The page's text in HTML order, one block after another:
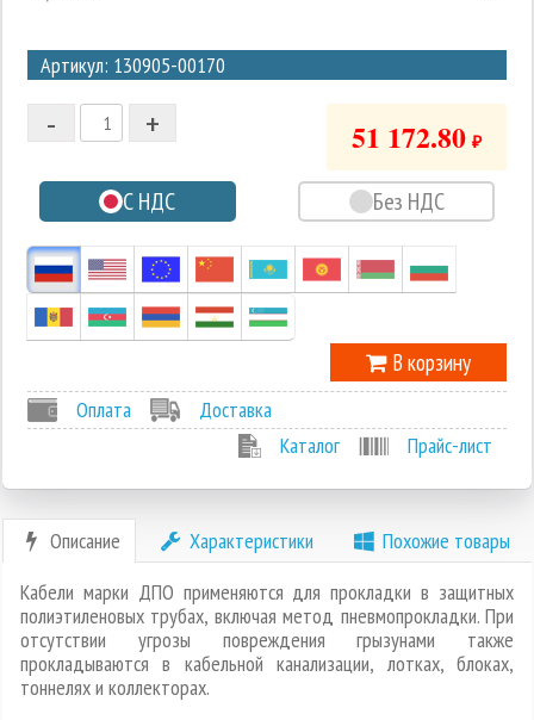
Артикул: 130905-00170
2
1
-1
+
- 51 172.80 ₽
С НДС Без НДС
В корзину
Оплата
Доставка
Каталог
Прайс-лист
Описание Характеристики
Похожие товары
Кабели марки ДПО применяются для прокладки в защитных
полиэтиленовых трубах, включая метод пневмопрокладки. При
отсутствии угрозы повреждения грызунами также
прокладываются в кабельной канализации, лотках, блоках,
тоннелях и коллекторах.